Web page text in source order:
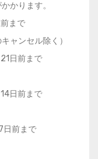
かります。
まで
ャンセル除く）
日前まで
日前まで
日前まで